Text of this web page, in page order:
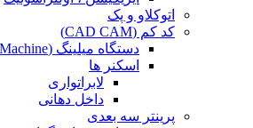
اتوکلاو و پک
کد کم (CAD CAM)
دستگاه میلینگ (Milling Machine)
اسکنر ها
لابراتواری
داخل دهانی
پرینتر سه بعدی